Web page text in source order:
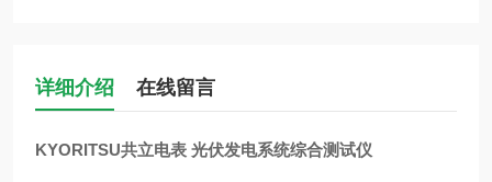
详细介绍 在线留言
KYORITSU共立电表 光伏发电系统综合测试仪